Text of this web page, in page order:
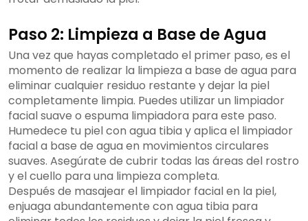
Paso 2: Limpieza a Base de Agua
Una vez que hayas completado el primer paso, es el
momento de realizar la limpieza a base de agua para
eliminar cualquier residuo restante y dejar la piel
completamente limpia. Puedes utilizar un limpiador
facial suave o espuma limpiadora para este paso.
Humedece tu piel con agua tibia y aplica el limpiador
facial a base de agua en movimientos circulares
suaves. Asegúrate de cubrir todas las áreas del rostro
y el cuello para una limpieza completa.
Después de masajear el limpiador facial en la piel,
enjuaga abundantemente con agua tibia para